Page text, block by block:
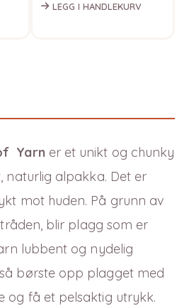
LEGG I HANDLEKURV
Yarn er et unikt og chunky
naturlig alpakka. Det er
mot huden. På grunn av
blir plagg som er
lubbent og nydelig
børste opp plagget med
og få et pelsaktig utrykk.